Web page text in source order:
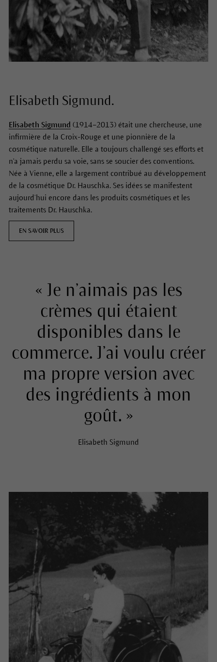
Elisabeth Sigmund.
Elisabeth Sigmund (1914–2013) était une chercheuse, une
infirmière de la Croix-Rouge et une pionnière de la
cosmétique naturelle. Elle a toujours challengé ses efforts et
n'a jamais perdu sa voie, sans se soucier des conventions.
Née à Vienne, elle a largement contribué au développement
de la cosmétique Dr. Hauschka. Ses idées se manifestent
aujourd’hui encore dans les produits cosmétiques et les
traitements Dr. Hauschka.
EN SAVOIR PLUS
« Je n’aimais pas les
crèmes qui étaient
disponibles dans le
commerce. J’ai voulu créer
ma propre version avec
des ingrédients à mon
goût. »
Elisabeth Sigmund